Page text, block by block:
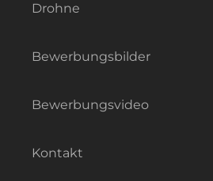
Drohne
Bewerbungsbilder
Bewerbungsvideo
Kontakt